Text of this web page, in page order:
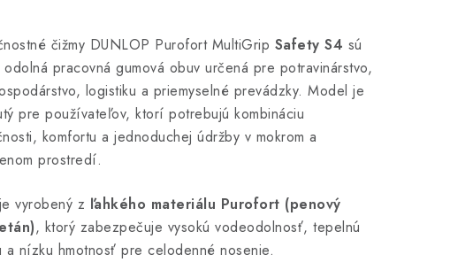
čižmy DUNLOP Purofort MultiGrip Safety S4 sú
odolná pracovná gumová obuv určená pre potravinárstvo,
logistiku a priemyselné prevádzky. Model je
pre používateľov, ktorí potrebujú kombináciu
komfortu a jednoduchej údržby v mokrom a
prostredí.
vyrobený z ľahkého materiálu Purofort (penový
, ktorý zabezpečuje vysokú vodeodolnosť, tepelnú
a nízku hmotnosť pre celodenné nosenie.